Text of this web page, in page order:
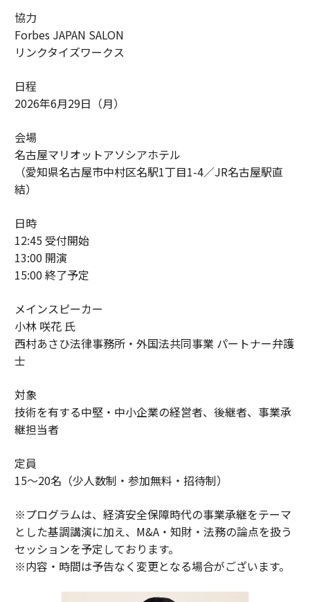
協力
Forbes JAPAN SALON
リンクタイズワークス
日程
2026年6月29日（月）
会場
名古屋マリオットアソシアホテル
（愛知県名古屋市中村区名駅1丁目1-4／JR名古屋駅直
結）
日時
12:45 受付開始
13:00 開演
15:00 終了予定
メインスピーカー
小林 咲花 氏
西村あさひ法律事務所・外国法共同事業 パートナー弁護
士
対象
技術を有する中堅・中小企業の経営者、後継者、事業承
継担当者
定員
15〜20名（少人数制・参加無料・招待制）
※プログラムは、経済安全保障時代の事業承継をテーマ
とした基調講演に加え、M&A・知財・法務の論点を扱う
セッションを予定しております。
※内容・時間は予告なく変更となる場合がございます。